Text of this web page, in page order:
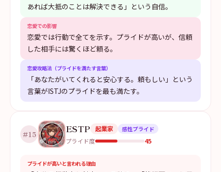
あれば大抵のことは解決できる」という自信。
恋愛での影響
恋愛では行動で全てを示す。プライドが高いが、信頼
した相手には驚くほど頼る。
恋愛攻略法（プライドを満たす言葉）
「あなたがいてくれると安心する。頼もしい」という
言葉がISTJのプライドを最も満たす。
#15 ESTP 起業家
感性プライド
プライド度
45
プライドが高いと言われる理由